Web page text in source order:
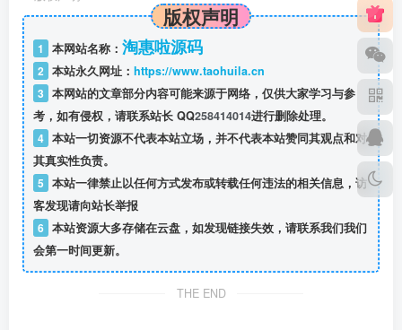
版权声明
1 本网站名称： 淘惠啦源码
2 本站永久网址： https://www.taohuila.cn
3 本网站的文章部分内容可能来源于网络，仅供大家学习与参
考，如有侵权，请联系站长 QQ258414014进行删除处理。
4 本站一切资源不代表本站立场，并不代表本站赞同其观点和对
其真实性负责。
5 本站一律禁止以任何方式发布或转载任何违法的相关信息，访
客发现请向站长举报
6 本站资源大多存储在云盘，如发现链接失效，请联系我们我们
会第一时间更新。
THE END